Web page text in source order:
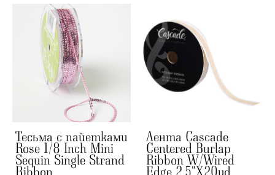
Тесьма с пайетками
Rose 1/8 Inch Mini
Sequin Single Strand
Лента Cascade
Centered Burlap
Ribbon W/Wired